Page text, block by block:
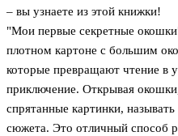
– вы узнаете из этой книжки!
"Мои первые секретные
плотном картоне с большим
которые превращают чтение в
приключение. Открывая
спрятанные картинки,
сюжета. Это отличный способ